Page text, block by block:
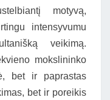
motyvą,
intensyvumu
veikimą.
mokslininko
bet ir paprastas
bet ir poreikis